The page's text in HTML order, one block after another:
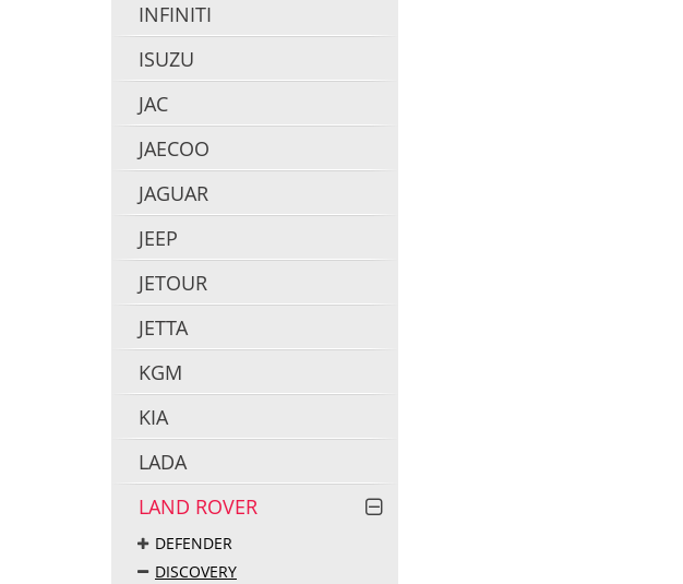
INFINITI
ISUZU
JAC
JAECOO
JAGUAR
JEEP
JETOUR
JETTA
KGM
KIA
LADA
LAND ROVER
DEFENDER
DISCOVERY